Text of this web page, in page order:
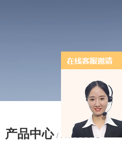
产品中心 / PRODUCTS